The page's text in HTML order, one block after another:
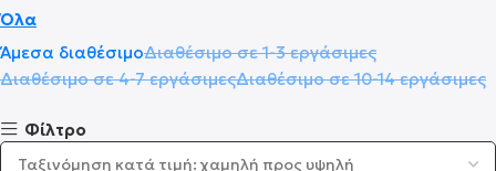
Όλα
Άμεσα διαθέσιμοΔιαθέσιμο σε 1-3 εργάσιμες
Διαθέσιμο σε 4-7 εργάσιμεςΔιαθέσιμο σε 10-14 εργάσιμες
Φίλτρο